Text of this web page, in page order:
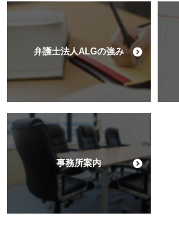
弁護士法人ALGの強み
事務所案内